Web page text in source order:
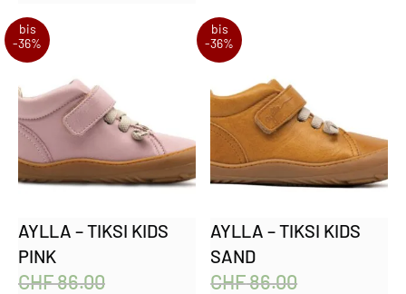
bis
-36%
AYLLA – TIKSI KIDS
PINK
CHF86.00
bis
-36%
AYLLA – TIKSI KIDS
SAND
CHF86.00